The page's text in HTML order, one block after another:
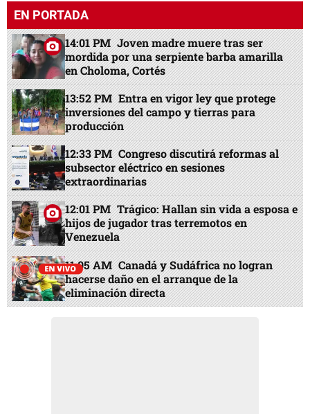
EN PORTADA
14:01 PM Joven madre muere tras ser
mordida por una serpiente barba amarilla
en Choloma, Cortés
13:52 PM Entra en vigor ley que protege
inversiones del campo y tierras para
producción
12:33 PM Congreso discutirá reformas al
subsector eléctrico en sesiones
extraordinarias
12:01 PM Trágico: Hallan sin vida a esposa e
hijos de jugador tras terremotos en
Venezuela
11:05 AM Canadá y Sudáfrica no logran
hacerse daño en el arranque de la
eliminación directa